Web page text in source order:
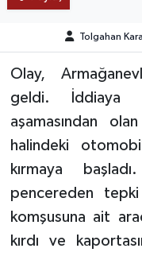
Tolgahan
Olay,
geldi. İddiaya
aşamasından
halindeki
kırmaya
pencereden
komşusuna ait
kırdı ve
TEKNOLOJİ
YAŞAM
KÜLTÜR SANAT